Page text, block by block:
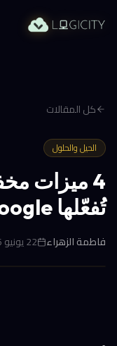
كل المقالات
الحيل والحلول
تُفعّلها Google تلقائياً
فاطمة الزهراء 22 يونيو 2026 في 6:21 م